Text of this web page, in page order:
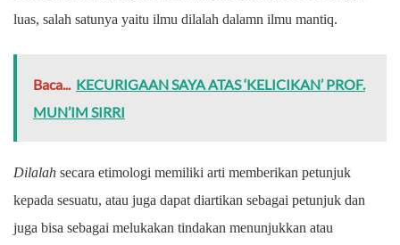
luas, salah satunya yaitu ilmu dilalah dalamn ilmu mantiq.
Baca... KECURIGAAN SAYA ATAS ‘KELICIKAN’ PROF.
MUN’IM SIRRI
Dilalah secara etimologi memiliki arti memberikan petunjuk
kepada sesuatu, atau juga dapat diartikan sebagai petunjuk dan
juga bisa sebagai melukakan tindakan menunjukkan atau